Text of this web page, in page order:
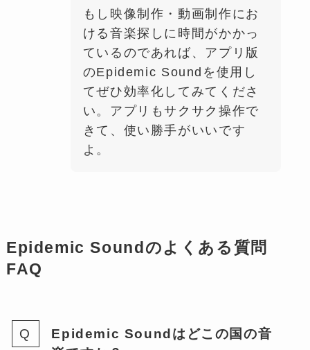
もし映像制作・動画制作にお
ける音楽探しに時間がかかっ
ているのであれば、アプリ版
のEpidemic Soundを使用し
てぜひ効率化してみてくださ
い。アプリもサクサク操作で
きて、使い勝手がいいです
よ。
Epidemic Soundのよくある質問
FAQ
Epidemic Soundはどこの国の音